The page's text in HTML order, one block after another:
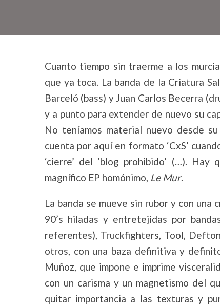
Cuanto tiempo sin traerme a los
que ya toca. La banda de la Criatura
Barceló (bass) y Juan Carlos Becerra
y a punto para extender de nuevo su
No teníamos material nuevo desde
cuenta por aquí en formato ‘CxS’
‘cierre’ del ‘blog prohibido’ (…).
magnífico EP homónimo, Le Mur.
La banda se mueve sin rubor y con
90’s hiladas y entretejidas por
referentes), Truckfighters, Tool,
otros, con una baza definitiva y
Muñoz, que impone e imprime
con un carisma y un magnetismo del
quitar importancia a las texturas y